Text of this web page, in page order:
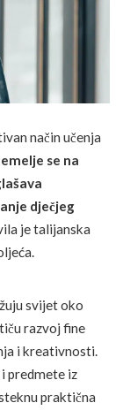
način učenja
se na
dječjeg
je talijanska
svijet oko
razvoj fine
i kreativnosti.
predmete iz
praktična